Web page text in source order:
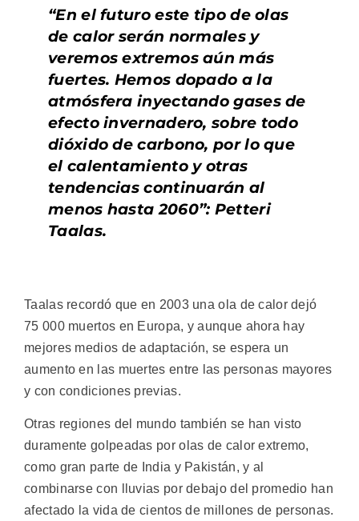
“En el futuro este tipo de olas
de calor serán normales y
veremos extremos aún más
fuertes. Hemos dopado a la
atmósfera inyectando gases de
efecto invernadero, sobre todo
dióxido de carbono, por lo que
el calentamiento y otras
tendencias continuarán al
menos hasta 2060”: Petteri
Taalas.
Taalas recordó que en 2003 una ola de calor dejó
75 000 muertos en Europa, y aunque ahora hay
mejores medios de adaptación, se espera un
aumento en las muertes entre las personas mayores
y con condiciones previas.
Otras regiones del mundo también se han visto
duramente golpeadas por olas de calor extremo,
como gran parte de India y Pakistán, y al
combinarse con lluvias por debajo del promedio han
afectado la vida de cientos de millones de personas.